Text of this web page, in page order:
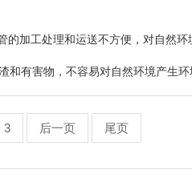
加工处理和运送不方便，对自然环
有害物，不容易对自然环境产生环
3 后一页 尾页